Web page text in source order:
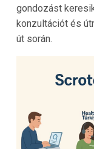
gondozást
konzultációt és
út során.